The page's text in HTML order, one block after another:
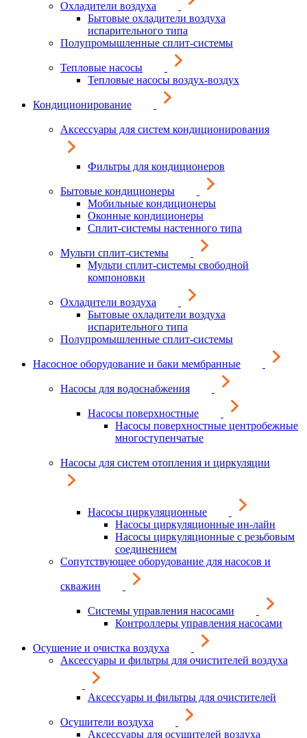
Охладители воздуха
Бытовые охладители воздуха
испарительного типа
Полупромышленные сплит-системы
Тепловые насосы
Тепловые насосы воздух-воздух
Кондиционирование
Аксессуары для систем кондиционирования
Фильтры для кондиционеров
Бытовые кондиционеры
Мобильные кондиционеры
Оконные кондиционеры
Сплит-системы настенного типа
Мульти сплит-системы
Мульти сплит-системы свободной
компоновки
Охладители воздуха
Бытовые охладители воздуха
испарительного типа
Полупромышленные сплит-системы
Насосное оборудование и баки мембранные
Насосы для водоснабжения
Насосы поверхностные
Насосы поверхностные центробежные
многоступенчатые
Насосы для систем отопления и циркуляции
Насосы циркуляционные
Насосы циркуляционные ин-лайн
Насосы циркуляционные с резьбовым
соединением
Сопутствующее оборудование для насосов и
скважин
Системы управления насосами
Контроллеры управления насосами
Осушение и очистка воздуха
Аксессуары и фильтры для очистителей воздуха
Аксессуары и фильтры для очистителей
Осушители воздуха
Аксессуары для осушителей воздуха